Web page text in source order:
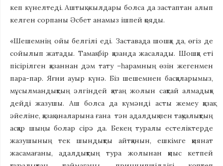
кеп күнелтеді. Аштық жылдары болса да застаптан алып
келген сорпаны Әсбет анамыз ішпей қояды.
«Шешемнің ойы белгілі еді. Заставада шошқа да, өгіз де
сойылып жатады. Тамақ бір қазанда жасалады. Шошқа еті
пісірілген қазаннан дәм тату –һарамның өзін жегенмен
пара-пар. Яғни ауыр күнә. Біз шешемнен басқаларымыз,
мұсылмандықтың әлгіндей қатаң жолын сақтай алмадық»
дейді жазушы. Аш болса да күмәнді асты жемеу қазақ
әйеліне, қазақ аналарына ғана тән адалдық пен тақуалықтың
асқар шыңы болар сірә да. Бекең туралы естеліктерде
жазушының тек шындықты айтқанын, ешкімге қиянат
жасамағаны, адалдықтың тура жолынан қиыс кетпей